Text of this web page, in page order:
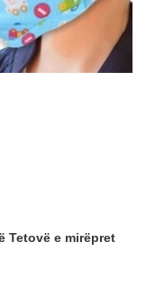
Tetovë e mirëpret